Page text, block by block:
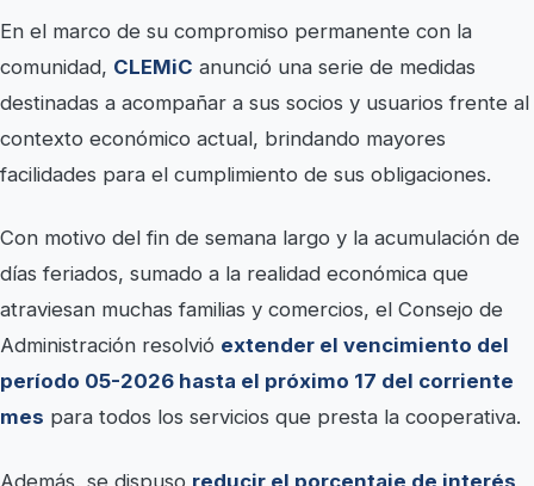
En el marco de su compromiso permanente con la
comunidad, CLEMiC anunció una serie de medidas
destinadas a acompañar a sus socios y usuarios frente al
contexto económico actual, brindando mayores
facilidades para el cumplimiento de sus obligaciones.
Con motivo del fin de semana largo y la acumulación de
días feriados, sumado a la realidad económica que
atraviesan muchas familias y comercios, el Consejo de
Administración resolvió extender el vencimiento del
período 05-2026 hasta el próximo 17 del corriente
mes para todos los servicios que presta la cooperativa.
Además, se dispuso reducir el porcentaje de interés